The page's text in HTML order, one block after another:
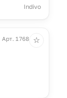
Indivo
Арт. 17684.30
☆